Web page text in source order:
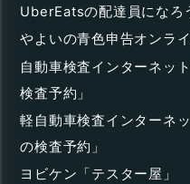
UberEatsの配達員になろ
やよいの青色申告オンラ
自動車検査インターネッ
検査予約」
軽自動車検査インターネ
の検査予約」
ヨビケン「テスター屋」